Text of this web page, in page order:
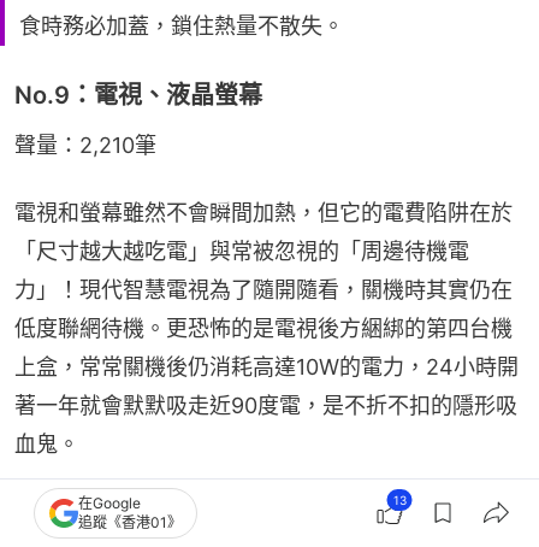
食時務必加蓋，鎖住熱量不散失。
No.9：電視、液晶螢幕
聲量：2,210筆
電視和螢幕雖然不會瞬間加熱，但它的電費陷阱在於
「尺寸越大越吃電」與常被忽視的「周邊待機電
力」！現代智慧電視為了隨開隨看，關機時其實仍在
低度聯網待機。更恐怖的是電視後方綑綁的第四台機
上盒，常常關機後仍消耗高達10W的電力，24小時開
著一年就會默默吸走近90度電，是不折不扣的隱形吸
血鬼。
在Google
追蹤《香港01》
13